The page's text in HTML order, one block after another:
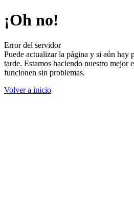
¡Oh no!
Error del servidor
Puede actualizar la página y si aún hay
tarde. Estamos haciendo nuestro mejor
funcionen sin problemas.
Volver a inicio